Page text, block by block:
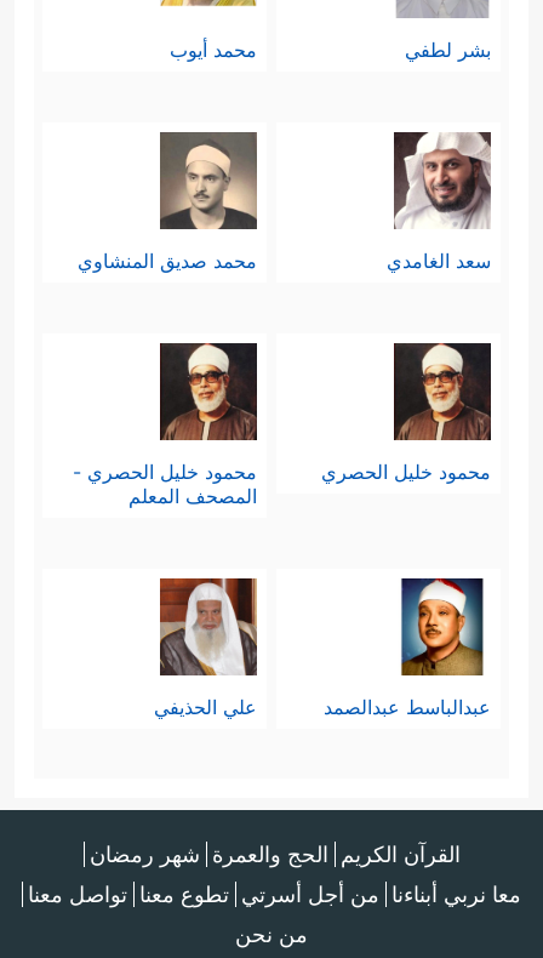
بشر لطفي محمد أيوب
سعد الغامدي محمد صديق المنشاوي
محمود خليل الحصري
محمود خليل الحصري -
المصحف المعلم
عبدالباسط عبدالصمد علي الحذيفي
القرآن الكريم الحج والعمرة شهر رمضان
معا نربي أبناءنا من أجل أسرتي تطوع معنا تواصل معنا
من نحن